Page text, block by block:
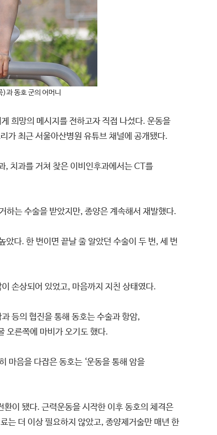
과 동호 군의 어머니
희망의 메시지를 전하고자 직접 나섰다. 운동을
가 최근 서울아산병원 유튜브 채널에 공개됐다.
, 치과를 거쳐 찾은 이비인후과에서는 CT를
하는 수술을 받았지만, 종양은 계속해서 재발했다.
다. 한 번이면 끝날 줄 알았던 수술이 두 번, 세 번
손상되어 있었고, 마음까지 지친 상태였다.
등의 협진을 통해 동호는 수술과 항암,
오른쪽에 마비가 오기도 했다.
마음을 다잡은 동호는 ‘운동을 통해 암을
이 됐다. 근력운동을 시작한 이후 동호의 체격은
는 더 이상 필요하지 않았고, 종양제거술만 매년 한